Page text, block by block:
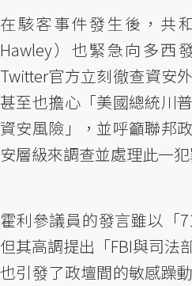
在駭客事件發生後，共
Hawley）也緊急向多西
Twitter官方立刻徹查資安
甚至也擔心「美國總統川
資安風險」，並呼籲聯邦
安層級來調查並處理此一犯
霍利參議員的發言雖以「
但其高調提出「FBI與司法
也引發了政壇間的敏感躁